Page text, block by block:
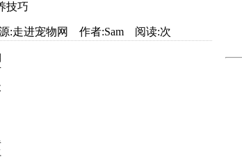
技巧
源:走进宠物网 作者:Sam 阅读:次